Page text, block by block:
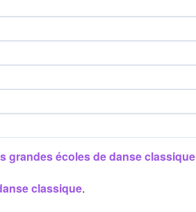
grandes écoles de danse classique
classique.